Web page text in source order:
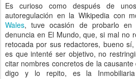
Es curioso como después de
autoregulación en la Wikipedia con
Wales, tuve ocasión de probarlo
denuncia en El Mundo, que, si mal no
retocada por sus redactores, bueno
es que intenté ser objetivo, no
citar nombres concretos de la
digo y lo repito, es la Inmobiliaria